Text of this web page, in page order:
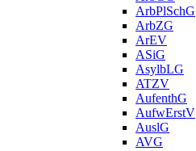
ArbPlSchG
ArbZG
ArEV
ASiG
AsylbLG
ATZV
AufenthG
AufwErstV
AuslG
AVG